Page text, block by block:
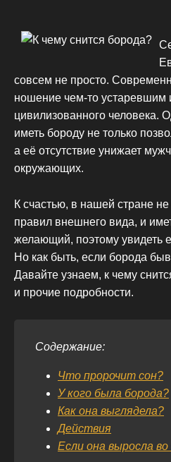
совсем не просто.
ношение чем-то устаревшим
цивилизованного человека.
иметь бороду не только
а её отсутствие унижает
окружающих.
К счастью, в нашей стране не
правил внешнего вида, и
желающий, поэтому увидеть
Но как быть, если борода
Давайте узнаем, к чему
и прочие подробности.
Содержание:
Что пророчит сон?
У кого была борода?
Как она выглядела?
Действия
Если она выросла во